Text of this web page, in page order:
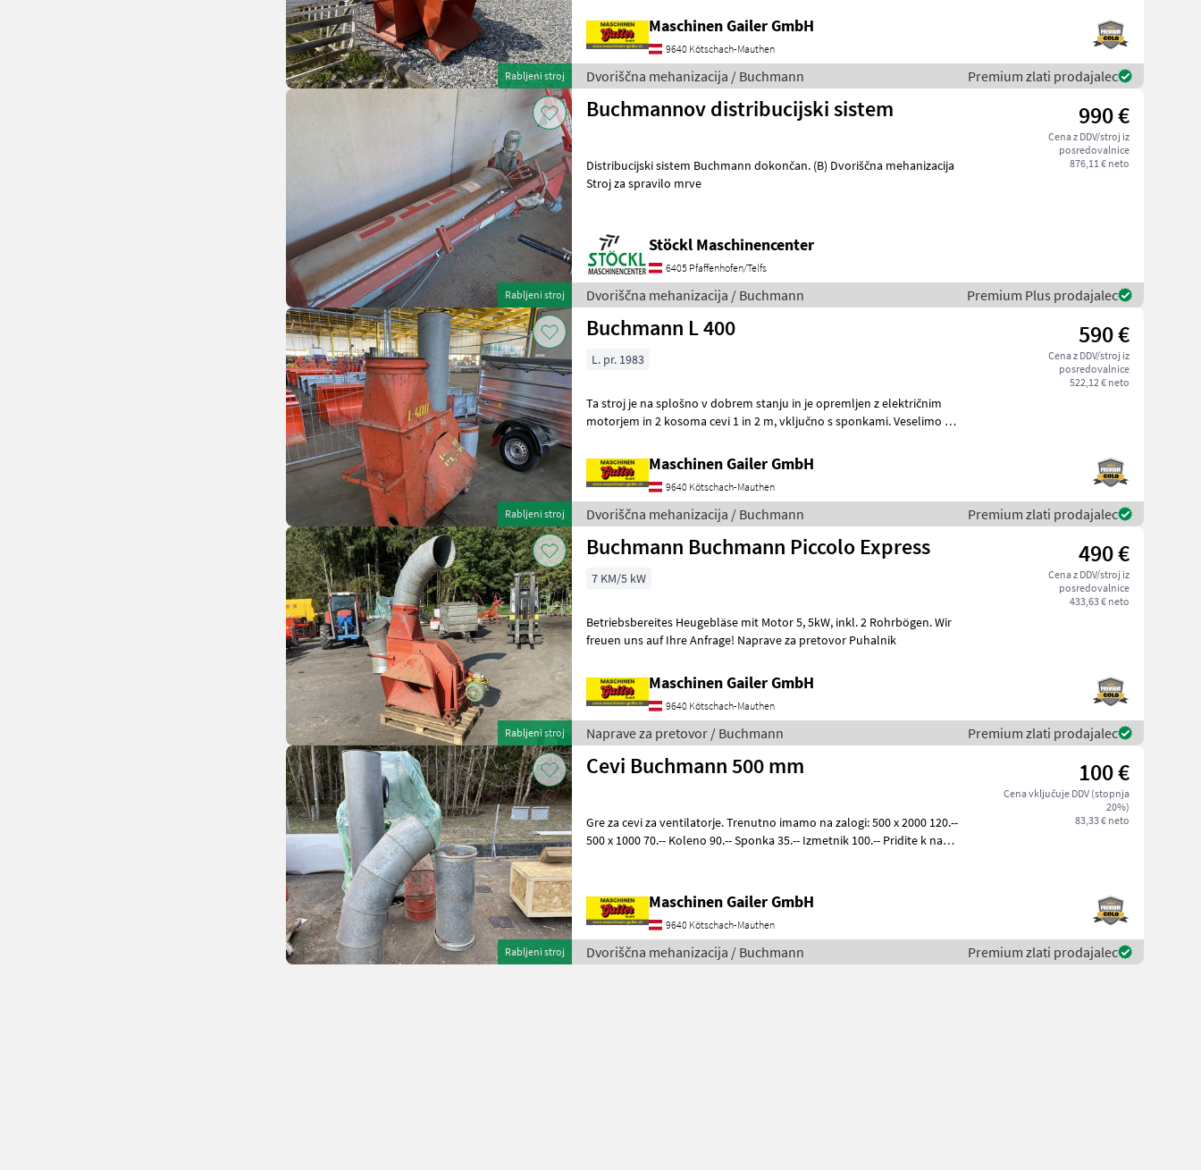
Rabljeni stroj
Maschinen Gailer GmbH
9640 Kötschach-Mauthen
Dvoriščna mehanizacija / Buchmann Premium zlati prodajalec
Rabljeni stroj
Buchmannov distribucijski sistem 990 €
Cena z DDV/stroj iz
posredovalnice
876,11 € neto
Distribucijski sistem Buchmann dokončan. (B) Dvoriščna mehanizacija
Stroj za spravilo mrve
Stöckl Maschinencenter
6405 Pfaffenhofen/Telfs
Dvoriščna mehanizacija / Buchmann Premium Plus prodajalec
Rabljeni stroj
Buchmann L 400 590 €
Cena z DDV/stroj iz
posredovalnice
522,12 € neto
L. pr. 1983
Ta stroj je na splošno v dobrem stanju in je opremljen z električnim
motorjem in 2 kosoma cevi 1 in 2 m, vključno s sponkami. Veselimo se
Maschinen Gailer GmbH
9640 Kötschach-Mauthen
Dvoriščna mehanizacija / Buchmann Premium zlati prodajalec
Rabljeni stroj
Buchmann Buchmann Piccolo Express 490 €
Cena z DDV/stroj iz
posredovalnice
433,63 € neto
7 KM/5 kW
Betriebsbereites Heugebläse mit Motor 5, 5kW, inkl. 2 Rohrbögen. Wir
freuen uns auf Ihre Anfrage! Naprave za pretovor Puhalnik
Maschinen Gailer GmbH
9640 Kötschach-Mauthen
Naprave za pretovor / Buchmann Premium zlati prodajalec
Rabljeni stroj
Cevi Buchmann 500 mm 100 €
Cena vključuje DDV (stopnja
20%)
83,33 € neto
Gre za cevi za ventilatorje. Trenutno imamo na zalogi: 500 x 2000 120.--
500 x 1000 70.-- Koleno 90.-- Sponka 35.-- Izmetnik 100.-- Pridite k nam
Maschinen Gailer GmbH
9640 Kötschach-Mauthen
Dvoriščna mehanizacija / Buchmann Premium zlati prodajalec